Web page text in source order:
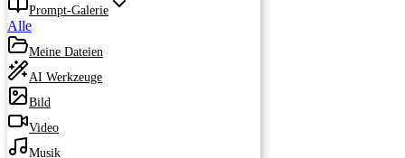
Prompt-Galerie
Alle
Meine Dateien
AI Werkzeuge
Bild
Video
Musik